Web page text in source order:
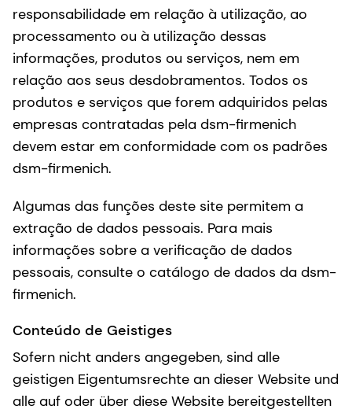
responsabilidade em relação à utilização, ao
processamento ou à utilização dessas
informações, produtos ou serviços, nem em
relação aos seus desdobramentos. Todos os
produtos e serviços que forem adquiridos pelas
empresas contratadas pela dsm-firmenich
devem estar em conformidade com os padrões
dsm-firmenich.
Algumas das funções deste site permitem a
extração de dados pessoais. Para mais
informações sobre a verificação de dados
pessoais, consulte o catálogo de dados da dsm-
firmenich.
Conteúdo de Geistiges
Sofern nicht anders angegeben, sind alle
geistigen Eigentumsrechte an dieser Website und
alle auf oder über diese Website bereitgestellten